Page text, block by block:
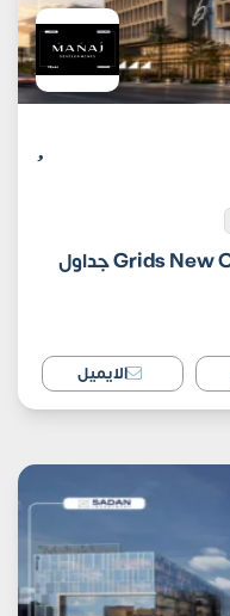
مول جريدز القاهرة الجديدة Grids New Cairo جداول
الايميل